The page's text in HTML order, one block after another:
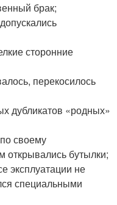
брак;
сторонние
перекосилось
дубликатов «родных»
своему
открывались бутылки;
эксплуатации не
специальными